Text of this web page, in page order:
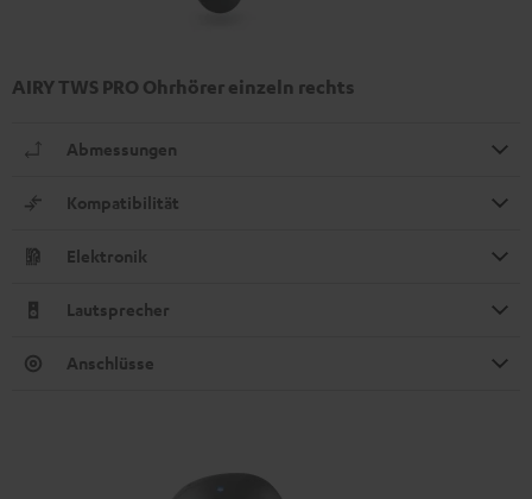
AIRY TWS PRO Ohrhörer einzeln rechts
Abmessungen
Kompatibilität
Elektronik
Lautsprecher
Anschlüsse